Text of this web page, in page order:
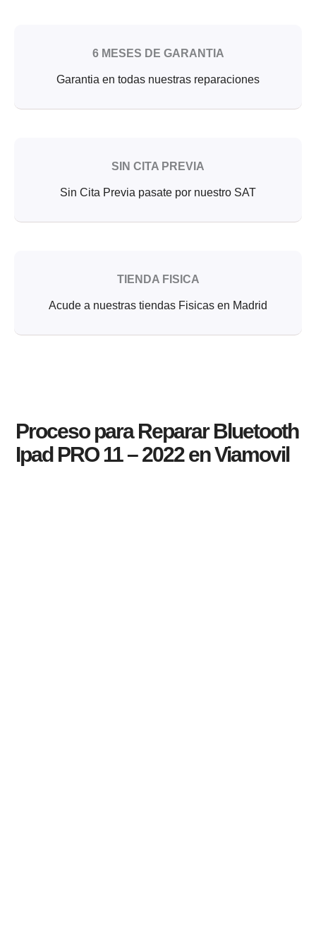
6 MESES DE GARANTIA
Garantia en todas nuestras reparaciones
SIN CITA PREVIA
Sin Cita Previa pasate por nuestro SAT
TIENDA FISICA
Acude a nuestras tiendas Fisicas en Madrid
Proceso para Reparar Bluetooth
Ipad PRO 11 – 2022 en Viamovil